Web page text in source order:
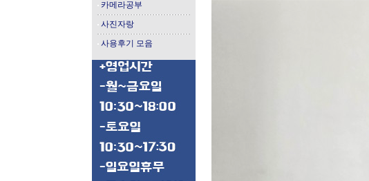
카메라공부
사진자랑
사용후기 모음